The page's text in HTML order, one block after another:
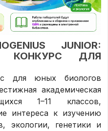
JUNIOR:
КОНКУРС ДЛЯ
для юных биологов
академическая
1–11 классов,
интереса к изучению
экологии, генетики и